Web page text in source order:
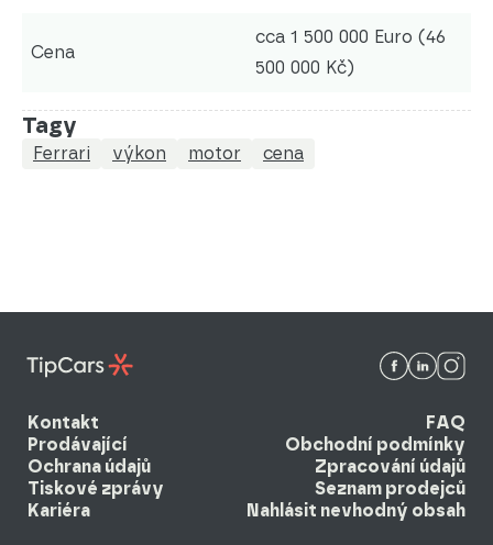
Cena
cca 1 500 000 Euro (46
500 000 Kč)
Tagy
Ferrari výkon motor cena
Kontakt
FAQ
Prodávající
Obchodní podmínky
Ochrana údajů
Zpracování údajů
Tiskové zprávy
Seznam prodejců
Kariéra
Nahlásit nevhodný obsah